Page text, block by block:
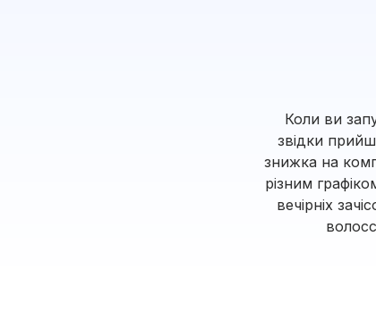
Коли ви
звідки
знижка на
різним
вечірніх